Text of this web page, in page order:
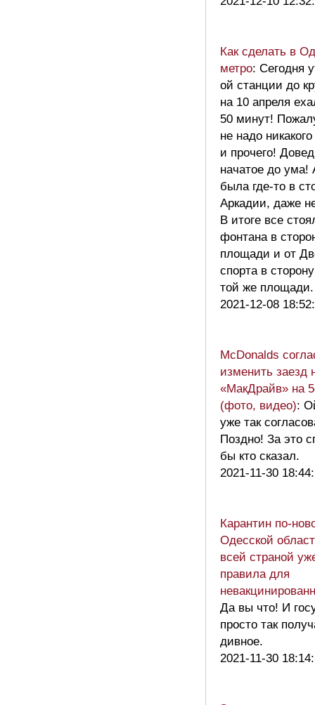
Как сделать в
метро: Сегодня
ой станции до
на 10 апреля
50 минут!
не надо
и прочего!
начатое до ума!
была где-то в
Аркадии, даже
В итоге все
фонтана в
площади и от
спорта в сторону
той же
2021-12-08
МсDonalds
изменить заезд
«МакДрайв» на
(фото, видео):
уже так
Поздно! За это
бы кто сказал.
2021-11-30
Карантин по-
Одесской
всей страной
правила для
Да вы что! И
просто так
дивное.
2021-11-30